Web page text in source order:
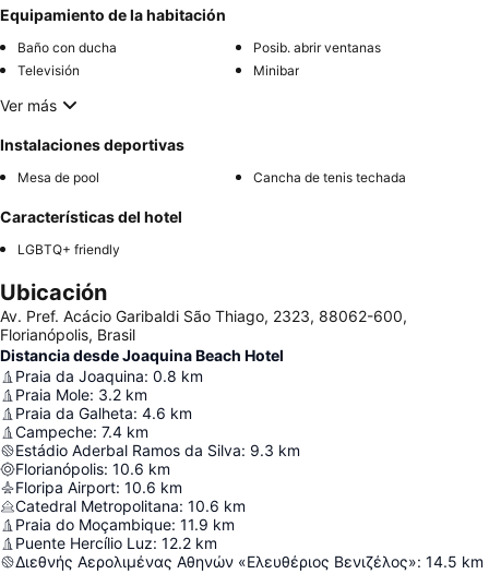
Equipamiento de la habitación
Baño con ducha
Posib. abrir ventanas
Televisión
Minibar
Ver más
Instalaciones deportivas
Mesa de pool Cancha de tenis techada
Características del hotel
LGBTQ+ friendly
Ubicación
Av. Pref. Acácio Garibaldi São Thiago, 2323, 88062-600,
Florianópolis, Brasil
Distancia desde Joaquina Beach Hotel
Praia da Joaquina: 0.8 km
Praia Mole: 3.2 km
Praia da Galheta: 4.6 km
Campeche: 7.4 km
Estádio Aderbal Ramos da Silva: 9.3 km
Florianópolis: 10.6 km
Floripa Airport: 10.6 km
Catedral Metropolitana: 10.6 km
Praia do Moçambique: 11.9 km
Puente Hercílio Luz: 12.2 km
Διεθνής Αερολιμένας Αθηνών «Ελευθέριος Βενιζέλος»: 14.5 km